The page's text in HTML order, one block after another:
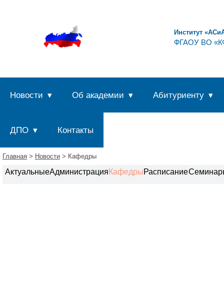
Институт
ФГАОУ ВО
Новости Об академии Абитуриенту
ДПО Контакты
Главная > Новости > Кафедры
АктуальныеАдминистрация КафедрыРасписание